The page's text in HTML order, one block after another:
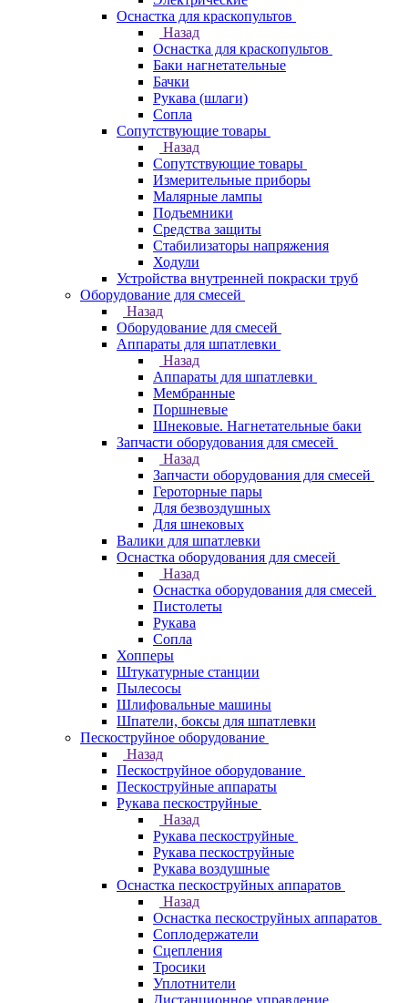
Оснастка для краскопультов
Назад
Оснастка для краскопультов
Баки нагнетательные
Бачки
Рукава (шлаги)
Сопла
Сопутствующие товары
Назад
Сопутствующие товары
Измерительные приборы
Малярные лампы
Подъемники
Средства защиты
Стабилизаторы напряжения
Ходули
Устройства внутренней покраски труб
Оборудование для смесей
Назад
Оборудование для смесей
Аппараты для шпатлевки
Назад
Аппараты для шпатлевки
Мембранные
Поршневые
Шнековые. Нагнетательные баки
Запчасти оборудования для смесей
Назад
Запчасти оборудования для смесей
Героторные пары
Для безвоздушных
Для шнековых
Валики для шпатлевки
Оснастка оборудования для смесей
Назад
Оснастка оборудования для смесей
Пистолеты
Рукава
Сопла
Хопперы
Штукатурные станции
Пылесосы
Шлифовальные машины
Шпатели, боксы для шпатлевки
Пескоструйное оборудование
Назад
Пескоструйное оборудование
Пескоструйные аппараты
Рукава пескоструйные
Назад
Рукава пескоструйные
Рукава пескоструйные
Рукава воздушные
Оснастка пескоструйных аппаратов
Назад
Оснастка пескоструйных аппаратов
Соплодержатели
Сцепления
Тросики
Уплотнители
Дистанционное управление